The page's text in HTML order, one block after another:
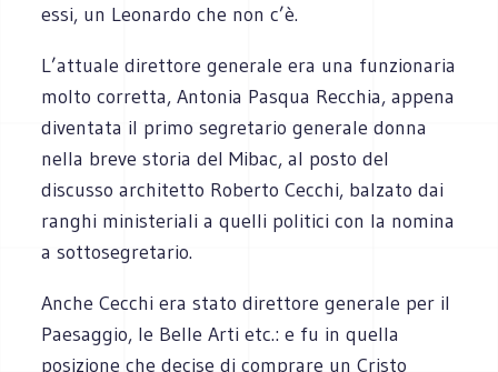
essi, un Leonardo che non c’è.
L’attuale direttore generale era una funzionaria
molto corretta, Antonia Pasqua Recchia, appena
diventata il primo segretario generale donna
nella breve storia del Mibac, al posto del
discusso architetto Roberto Cecchi, balzato dai
ranghi ministeriali a quelli politici con la nomina
a sottosegretario.
Anche Cecchi era stato direttore generale per il
Paesaggio, le Belle Arti etc.: e fu in quella
posizione che decise di comprare un Cristo